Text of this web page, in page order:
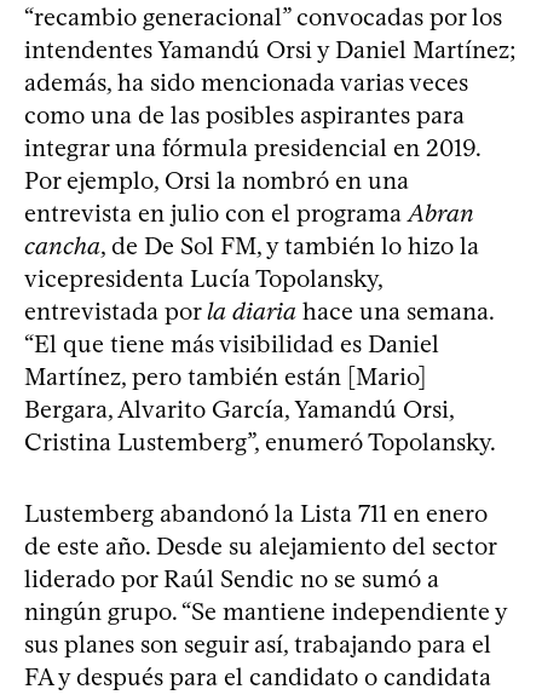
“recambio generacional” convocadas por los
intendentes Yamandú Orsi y Daniel Martínez;
además, ha sido mencionada varias veces
como una de las posibles aspirantes para
integrar una fórmula presidencial en 2019.
Por ejemplo, Orsi la nombró en una
entrevista en julio con el programaAbran
cancha, de De Sol FM, y también lo hizo la
vicepresidenta Lucía Topolansky,
entrevistada porla diaria hace una semana.
“El que tiene más visibilidad es Daniel
Martínez, pero también están [Mario]
Bergara, Alvarito García, Yamandú Orsi,
Cristina Lustemberg”, enumeró Topolansky.
Lustemberg abandonó la Lista 711 en enero
de este año. Desde su alejamiento del sector
liderado por Raúl Sendic no se sumó a
ningún grupo. “Se mantiene independiente y
sus planes son seguir así, trabajando para el
FA y después para el candidato o candidata